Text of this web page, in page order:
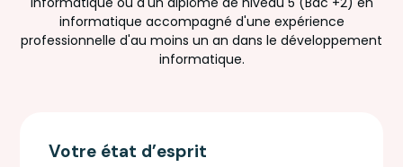
informatique accompagné d'une expérience
professionnelle d'au moins un an dans le développement
informatique.
Votre état d’esprit